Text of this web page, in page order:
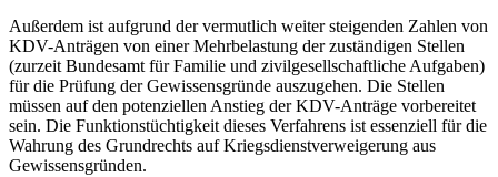
Außerdem ist aufgrund der vermutlich weiter steigenden Zahlen von
KDV-Anträgen von einer Mehrbelastung der zuständigen Stellen
(zurzeit Bundesamt für Familie und zivilgesellschaftliche Aufgaben)
für die Prüfung der Gewissensgründe auszugehen. Die Stellen
müssen auf den potenziellen Anstieg der KDV-Anträge vorbereitet
sein. Die Funktionstüchtigkeit dieses Verfahrens ist essenziell für die
Wahrung des Grundrechts auf Kriegsdienstverweigerung aus
Gewissensgründen.